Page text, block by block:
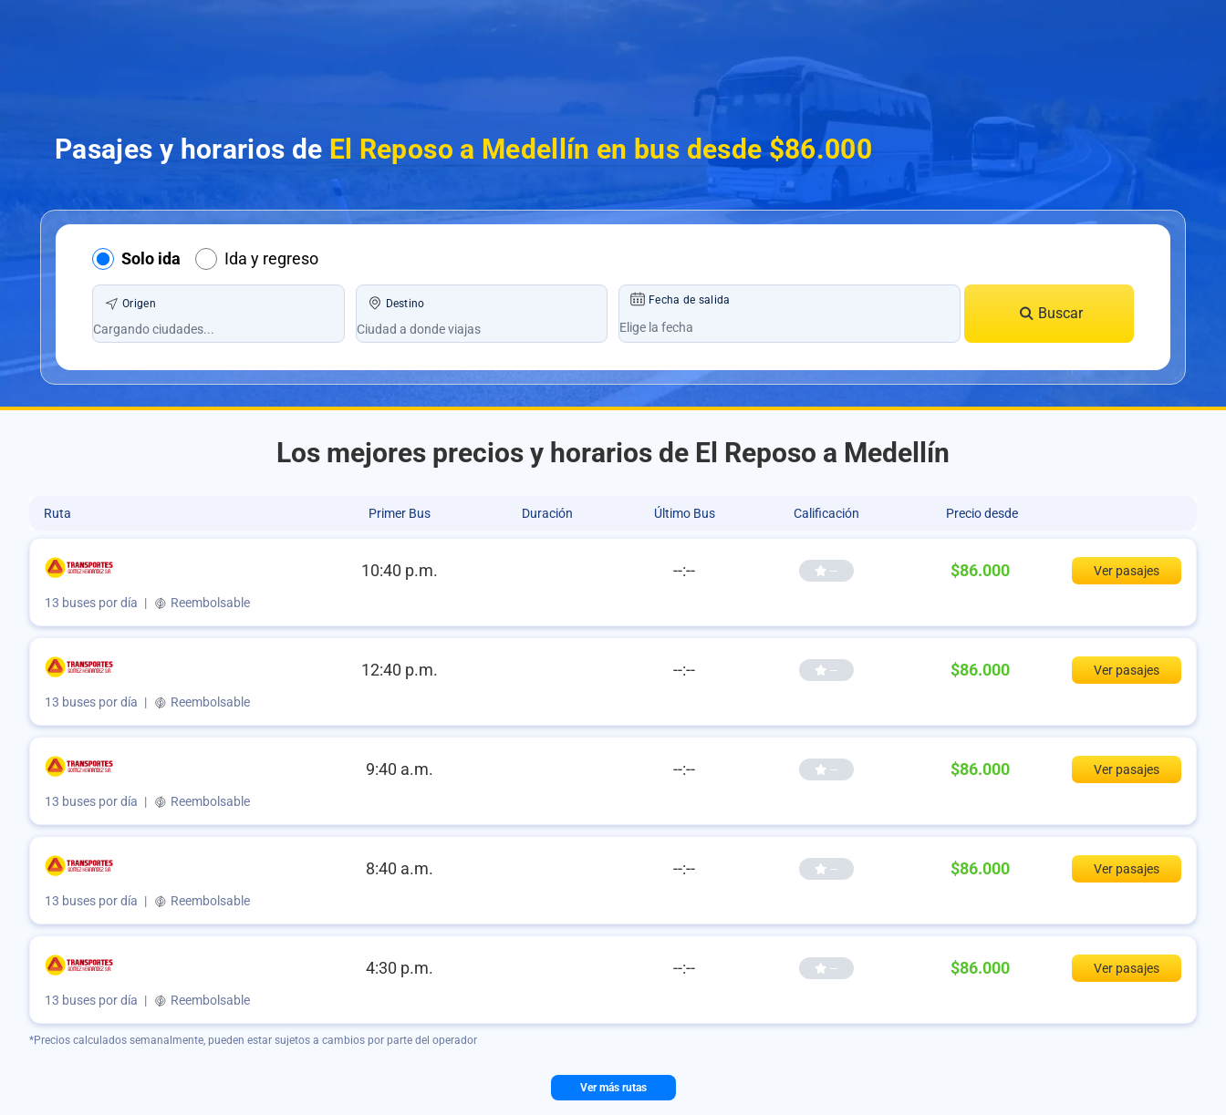
Pasajes y horarios de El Reposo a Medellín en bus desde $86.000
Solo ida Ida y regreso
Origen Destino Fecha de salida
Buscar
Los mejores precios y horarios de El Reposo a Medellín
Ruta Primer Bus Duración Último Bus Calificación Precio desde
10:40 p.m. --:-- -- $86.000 Ver pasajes
13 buses por día | Reembolsable
12:40 p.m. --:-- -- $86.000 Ver pasajes
13 buses por día | Reembolsable
9:40 a.m. --:-- -- $86.000 Ver pasajes
13 buses por día | Reembolsable
8:40 a.m. --:-- -- $86.000 Ver pasajes
13 buses por día | Reembolsable
4:30 p.m. --:-- -- $86.000 Ver pasajes
13 buses por día | Reembolsable
*Precios calculados semanalmente, pueden estar sujetos a cambios por parte del operador
Ver más rutas